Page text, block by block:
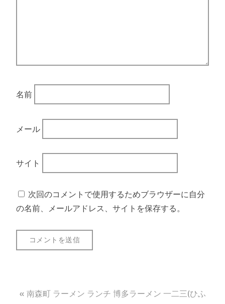
名前
メール
サイト
次回のコメントで使用するためブラウザーに自分
の名前、メールアドレス、サイトを保存する。
投南森町 ラーメン ランチ 博多ラーメン 一二三(ひふ